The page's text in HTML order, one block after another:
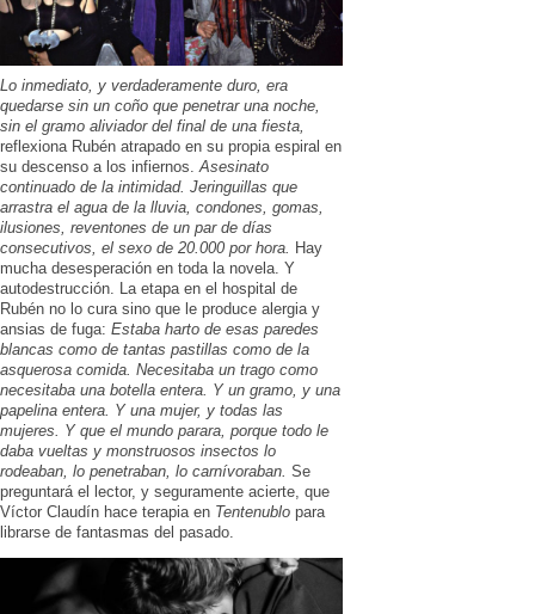
Lo inmediato, y verdaderamente duro, era
quedarse sin un coño que penetrar una noche,
sin el gramo aliviador del final de una fiesta,
reflexiona Rubén atrapado en su propia espiral en
su descenso a los infiernos.Asesinato
continuado de la intimidad. Jeringuillas que
arrastra el agua de la lluvia, condones, gomas,
ilusiones, reventones de un par de días
consecutivos, el sexo de 20.000 por hora. Hay
mucha desesperación en toda la novela. Y
autodestrucción. La etapa en el hospital de
Rubén no lo cura sino que le produce alergia y
ansias de fuga: Estaba harto de esas paredes
blancas como de tantas pastillas como de la
asquerosa comida. Necesitaba un trago como
necesitaba una botella entera. Y un gramo, y una
papelina entera. Y una mujer, y todas las
mujeres. Y que el mundo parara, porque todo le
daba vueltas y monstruosos insectos lo
rodeaban, lo penetraban, lo carnívoraban. Se
preguntará el lector, y seguramente acierte, que
Víctor Claudín hace terapia en Tentenublo para
librarse de fantasmas del pasado.